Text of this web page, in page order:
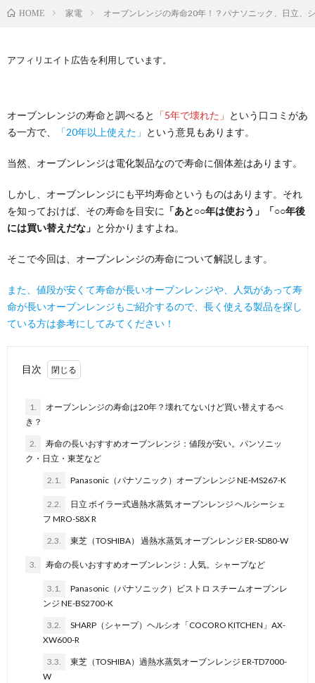
HOME 家電 オーブンレンジの寿命20年！？パナソニック、日立、
アフィリエイト広告を利用しています。
オーブンレンジの寿命と調べると 「5年で壊れた」 という口コミがあ
る一方で、
「20年以上使えた」 という意見もあります。
当然、オーブンレンジは電化製品なので寿命に個体差はあります。
しかし、オーブンレンジにも平均寿命というものはあります。それ
を知っておけば、その寿命を目安に 「あと○○年は使おう」「○○年後
には買い替えだな」 と分かりますよね。
そこで今回は、オーブンレンジの寿命について解説します。
また、値段が安くて寿命が長いオーブンレンジや、人気があって寿
命が長いオーブンレンジもご紹介するので、長く使える製品を探し
ている方は参考にしてみてください！
目次
1.
オーブンレンジの寿命は20年？壊れてないけど買い替えするべ
き？
2.
寿命の長いおすすめオーブンレンジ：値段が安い。パンソニッ
ク・日立・東芝など
2.1. Panasonic（パナソニック）オーブンレンジ NE-MS267-K
2.2.
日立 ボイラー式過熱水蒸気 オーブンレンジ ヘルシーシェ
フ MRO-S8X R
2.3. 東芝（TOSHIBA） 過熱水蒸気 オーブンレンジ ER-SD80-W
3. 寿命の長いおすすめオーブンレンジ：人気。シャープなど
3.1.
Panasonic（パナソニック）ビストロ スチームオーブンレ
ンジ NE-BS2700-K
3.2.
SHARP（シャープ）ヘルシオ「COCORO KITCHEN」AX-
XW600-R
3.3.
東芝（TOSHIBA）過熱水蒸気オーブンレンジ ER-TD7000-
W